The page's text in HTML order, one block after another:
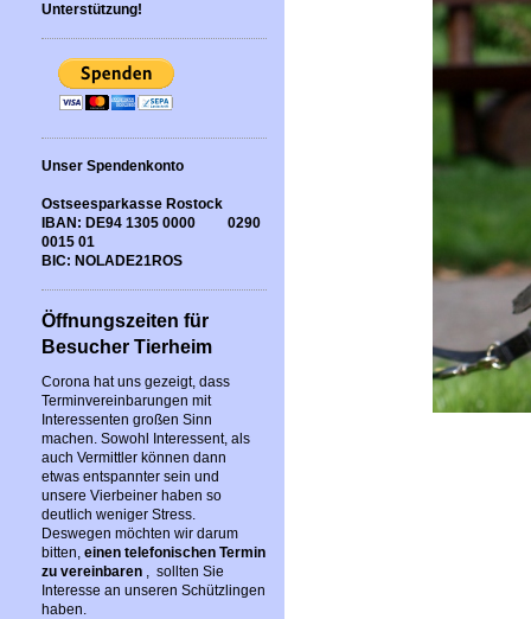
Unterstützung!
Unser Spendenkonto
Ostseesparkasse Rostock
IBAN: DE94 1305 0000 0290
0015 01
BIC: NOLADE21ROS
Öffnungszeiten für
Besucher Tierheim
Corona hat uns gezeigt, dass
Terminvereinbarungen mit
Interessenten großen Sinn
machen. Sowohl Interessent, als
auch Vermittler können dann
etwas entspannter sein und
unsere Vierbeiner haben so
deutlich weniger Stress.
Deswegen möchten wir darum
bitten, einen telefonischen Termin
zu vereinbaren , sollten Sie
Interesse an unseren Schützlingen
haben.